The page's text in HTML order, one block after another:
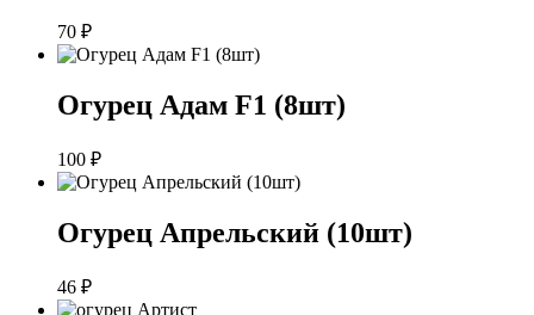
70 ₽
Огурец Адам F1 (8шт)
100 ₽
Огурец Апрельский (10шт)
46 ₽